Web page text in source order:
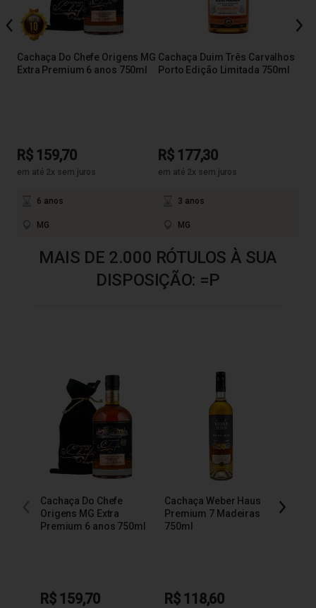
Cachaça Do Chefe Origens MG
Extra Premium 6 anos 750ml
R$ 159,70
em até 2x sem juros
6 anos
MG
Cachaça Duim Três Carvalhos
Porto Edição Limitada 750ml
R$ 177,30
em até 2x sem juros
3 anos
MG
MAIS DE 2.000 RÓTULOS À SUA
DISPOSIÇÃO: =P
Cachaça Do Chefe
Origens MG Extra
Premium 6 anos 750ml
R$ 159,70
Cachaça Weber Haus
Premium 7 Madeiras
750ml
R$ 118,60